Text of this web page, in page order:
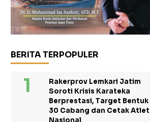
BERITA TERPOPULER
Rakerprov Lemkari Jatim
Soroti Krisis Karateka
Berprestasi, Target Bentuk
30 Cabang dan Cetak Atlet